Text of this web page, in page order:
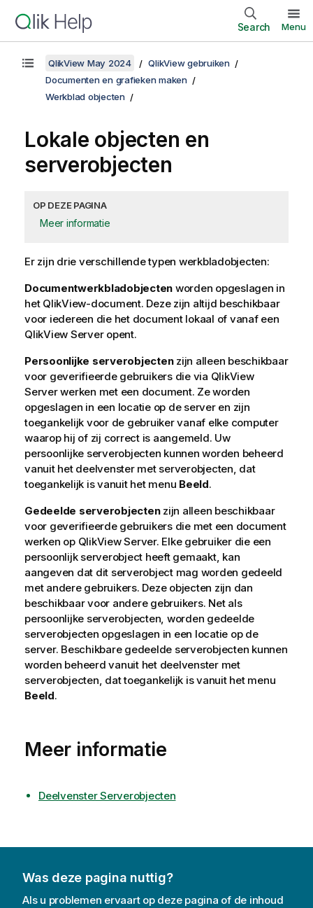
Search Menu
QlikView May 2024
QlikView gebruiken
Documenten en grafieken maken
Werkblad objecten
Lokale objecten en
serverobjecten
OP DEZE PAGINA
Meer informatie
Er zijn drie verschillende typen werkbladobjecten:
Documentwerkbladobjecten worden opgeslagen in
het QlikView-document. Deze zijn altijd beschikbaar
voor iedereen die het document lokaal of vanaf een
QlikView Server opent.
Persoonlijke serverobjectenzijn alleen beschikbaar
voor geverifieerde gebruikers die via QlikView
Server werken met een document. Ze worden
opgeslagen in een locatie op de server en zijn
toegankelijk voor de gebruiker vanaf elke computer
waarop hij of zij correct is aangemeld. Uw
persoonlijke serverobjecten kunnen worden beheerd
vanuit het deelvenster met serverobjecten, dat
toegankelijk is vanuit het menu Beeld.
Gedeelde serverobjectenzijn alleen beschikbaar
voor geverifieerde gebruikers die met een document
werken op QlikView Server. Elke gebruiker die een
persoonlijk serverobject heeft gemaakt, kan
aangeven dat dit serverobject mag worden gedeeld
met andere gebruikers. Deze objecten zijn dan
beschikbaar voor andere gebruikers. Net als
persoonlijke serverobjecten, worden gedeelde
serverobjecten opgeslagen in een locatie op de
server. Beschikbare gedeelde serverobjecten kunnen
worden beheerd vanuit het deelvenster met
serverobjecten, dat toegankelijk is vanuit het menu
Beeld.
Meer informatie
Deelvenster Serverobjecten
Was deze pagina nuttig?
Als u problemen ervaart op deze pagina of de inhoud